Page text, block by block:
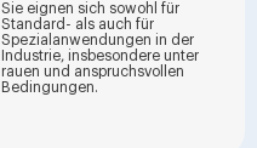
Sie eignen sich sowohl für
Standard- als auch für
Spezialanwendungen in der
Industrie, insbesondere unter
rauen und anspruchsvollen
Bedingungen.